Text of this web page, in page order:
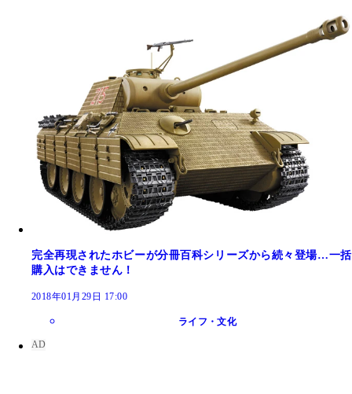
完全再現されたホビーが分冊百科シリーズから続々登場…一括
購入はできません！
2018年01月29日 17:00
ライフ・文化